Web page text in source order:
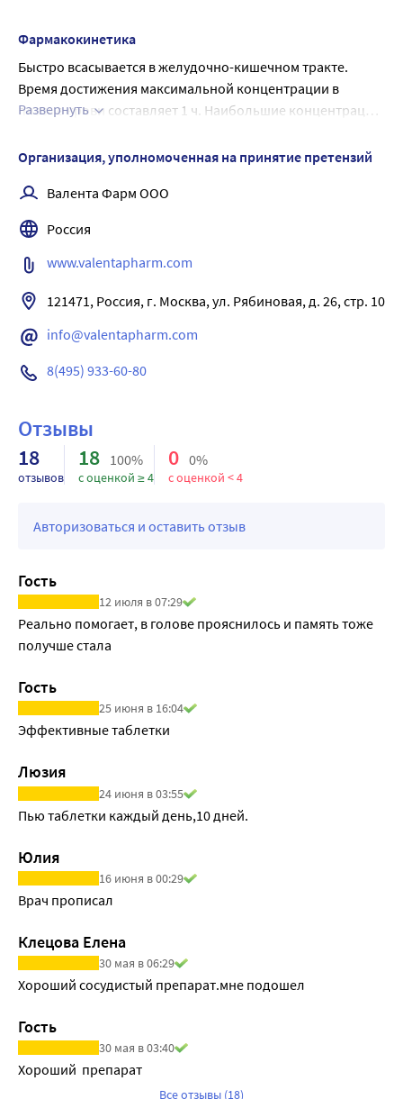
Способствует нормализации содержания гамма-
аминомасляной кислоты при хронической алкогольной
интоксикации и последующей отмене этанола.
Проявляет анальгезирующее действие. Способен
сульфаниламидов, благодаря чему достигается
пролонгирование действия последних. Вызывает
рефлекса и тонуса детрузора.
Фармакокинетика
Быстро всасывается в желудочно-кишечном тракте.
Время достижения максимальной концентрации в
плазме крови составляет 1 ч. Наибольшие концентрации
Проникает через гематоэнцефалический барьер. Не
течение 48 ч (67,5% от принятой дозы - с мочой, 28,5% - с
калом).
Развернуть
Организация, уполномоченная на принятие претензий
Валента Фарм ООО
Россия
www.valentapharm.com
121471, Россия, г. Москва, ул. Рябиновая, д. 26, стр. 10
info@valentapharm.com
8(495) 933-60-80
Отзывы
18
отзывов
18 100%
с оценкой ≥ 4
0 0%
с оценкой < 4
Авторизоваться и оставить отзыв
Гость
12 июля в 07:29
Реально помогает, в голове прояснилось и память тоже
получше стала
Гость
25 июня в 16:04
Эффективные таблетки
Люзия
24 июня в 03:55
Пью таблетки каждый день,10 дней.
Юлия
16 июня в 00:29
Врач прописал
Клецова Елена
30 мая в 06:29
Хороший сосудистый препарат.мне подошел
Гость
30 мая в 03:40
Хороший  препарат
Все отзывы (18)